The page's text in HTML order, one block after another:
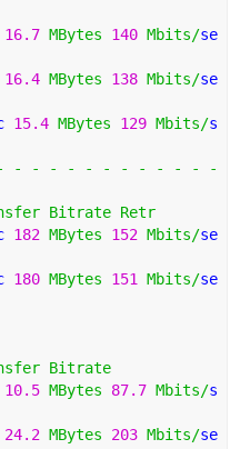
16.7 MBytes 140 Mbits/se
16.4 MBytes 138 Mbits/se
15.4 MBytes 129 Mbits/s
- - - - - - - - - - -
-
Bitrate Retr
182 MBytes 152 Mbits/se
180 MBytes 151 Mbits/se
Bitrate
10.5 MBytes 87.7 Mbits/s
24.2 MBytes 203 Mbits/se